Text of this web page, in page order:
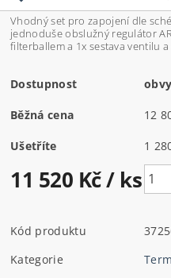
Vhodný set pro zapojení dle
jednoduše obslužný regulátor
filterballem a 1x sestava ventilu
Dostupnost
Běžná cena 12
Ušetříte 1
11 520 Kč/ ks
Kód produktu
Kategorie